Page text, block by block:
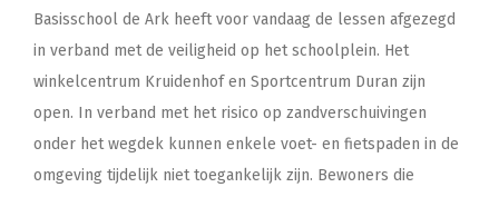
Basisschool de Ark heeft voor vandaag de lessen afgezegd
in verband met de veiligheid op het schoolplein. Het
winkelcentrum Kruidenhof en Sportcentrum Duran zijn
open. In verband met het risico op zandverschuivingen
onder het wegdek kunnen enkele voet- en fietspaden in de
omgeving tijdelijk niet toegankelijk zijn. Bewoners die